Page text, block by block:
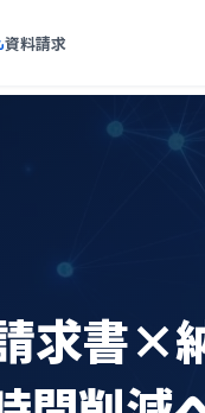
資料請求
求書×